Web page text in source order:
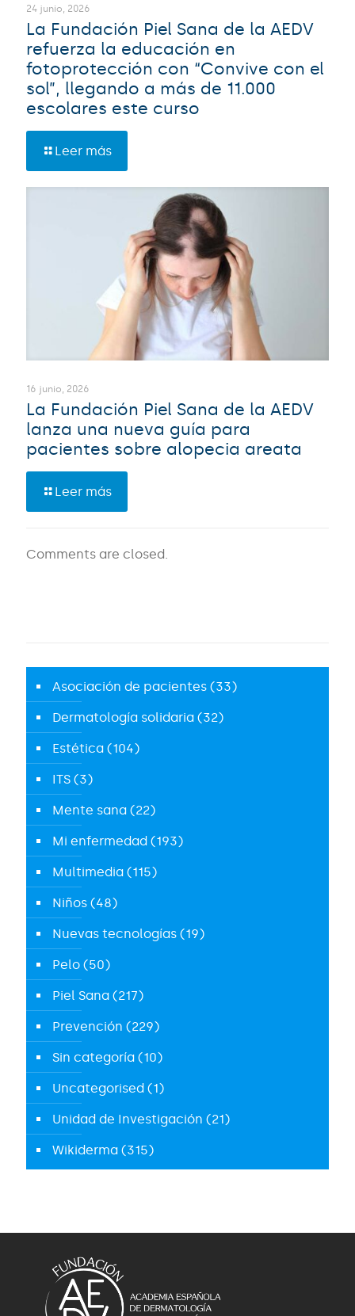
24 junio, 2026
La Fundación Piel Sana de la AEDV
refuerza la educación en
fotoprotección con “Convive con el
sol”, llegando a más de 11.000
escolares este curso
Leer más
16 junio, 2026
La Fundación Piel Sana de la AEDV
lanza una nueva guía para
pacientes sobre alopecia areata
Leer más
Comments are closed.
Asociación de pacientes (33)
Dermatología solidaria (32)
Estética (104)
ITS (3)
Mente sana (22)
Mi enfermedad (193)
Multimedia (115)
Niños (48)
Nuevas tecnologías (19)
Pelo (50)
Piel Sana (217)
Prevención (229)
Sin categoría (10)
Uncategorised (1)
Unidad de Investigación (21)
Wikiderma (315)